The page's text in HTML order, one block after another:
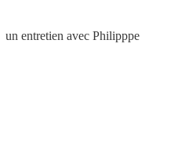
un entretien avec Philipppe